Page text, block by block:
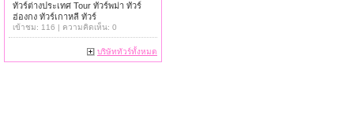
ทัวร์ต่างประเทศ Tour ทัวร์พม่า ทัวร์
ฮ่องกง ทัวร์เกาหลี ทัวร์
เข้าชม: 116 | ความคิดเห็น: 0
บริษัททัวร์ทั้งหมด